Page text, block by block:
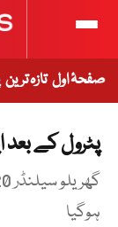
صفحۂ اول تازہ ترین
پٹرول کے
ہوگیا